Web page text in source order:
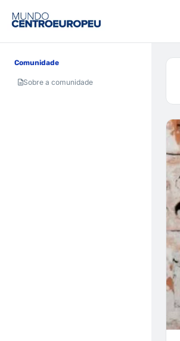
Comunidade
Sobre a comunidade